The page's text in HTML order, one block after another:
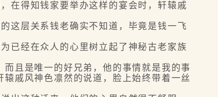
在得知钱家要举办这样的宴会时，轩辕戚
这层关系钱老确实不知道，毕竟是钱一飞
经在众人的心里树立起了神秘古老家族
且是唯一的好兄弟，他的事情就是我的事
戚风神色凛然的说道，脸上始终带着一丝